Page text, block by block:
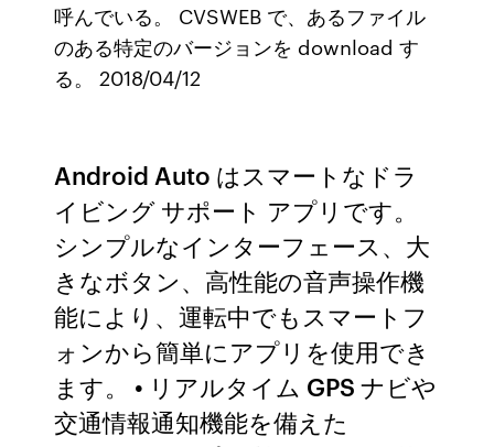
呼んでいる。 CVSWEB で、あるファイル
のある特定のバージョンを download す
る。 2018/04/12
Android Auto はスマートなドラ
イビング サポート アプリです。
シンプルなインターフェース、大
きなボタン、高性能の音声操作機
能により、運転中でもスマートフ
ォンから簡単にアプリを使用でき
ます。 • リアルタイム GPS ナビや
交通情報通知機能を備えた